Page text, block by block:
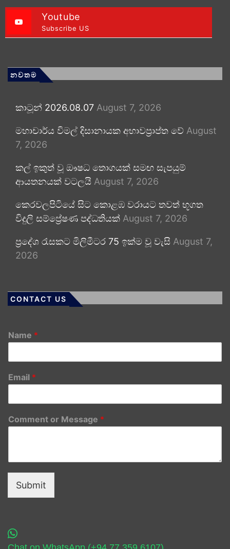
Youtube
Subscribe US
නවතම
කාටූන් 2026.08.07 August 7, 2026
මහාචාර්ය විමල් දිසානායක අභාවප්‍රාප්ත වේ August
7, 2026
කල් ඉකුත් වූ ඖෂධ තොගයක් සමඟ සැපයුම්
ආයතනයක් වටලයි August 7, 2026
කෙරවලපිටියේ සිට කොළඹ වරායට තවත් භූගත
විදුලි සම්ප්‍රේෂණ පද්ධතියක් August 7, 2026
ප්‍රදේශ රැසකට මිලිමීටර 75 ඉක්ම වූ වැසි August 7,
2026
CONTACT US
Name *
Email *
Comment or Message *
Submit